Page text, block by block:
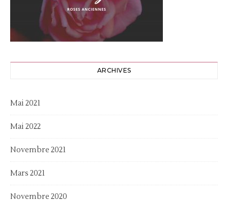
ARCHIVES
Mai 2021
Mai 2022
Novembre 2021
Mars 2021
Novembre 2020